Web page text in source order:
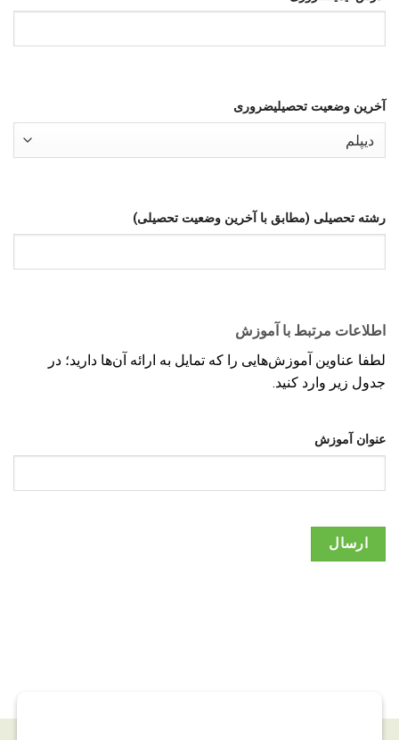
آخرین وضعیت تحصیلیضروری
رشته تحصیلی (مطابق با آخرین وضعیت تحصیلی)
اطلاعات مرتبط با آموزش
لطفا عناوین آموزش‌هایی را که تمایل به ارائه آن‌ها دارید؛ در
جدول زیر وارد کنید.
عنوان آموزش